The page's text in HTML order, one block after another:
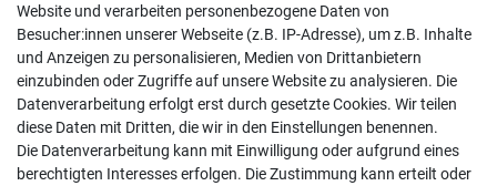
Impressum
AGB
Widerrufsrecht
Datenschutz
Vertrag widerrufen
Mein Konto
Website und verarbeiten personenbezogene Daten von
Besucher:innen unserer Webseite (z.B. IP-Adresse), um z.B. Inhalte
und Anzeigen zu personalisieren, Medien von Drittanbietern
einzubinden oder Zugriffe auf unsere Website zu analysieren. Die
Datenverarbeitung erfolgt erst durch gesetzte Cookies. Wir teilen
diese Daten mit Dritten, die wir in den Einstellungen benennen.
Die Datenverarbeitung kann mit Einwilligung oder aufgrund eines
berechtigten Interesses erfolgen. Die Zustimmung kann erteilt oder